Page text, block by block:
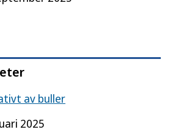
av buller
2025